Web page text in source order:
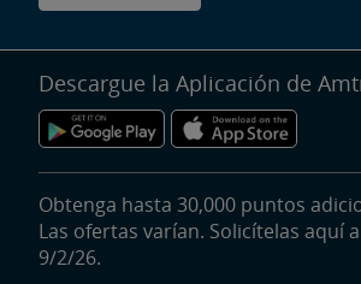
Descargue la Aplicación de
Obtenga hasta 30,000 puntos
Las ofertas varían. Solicítelas aquí
9/2/26.